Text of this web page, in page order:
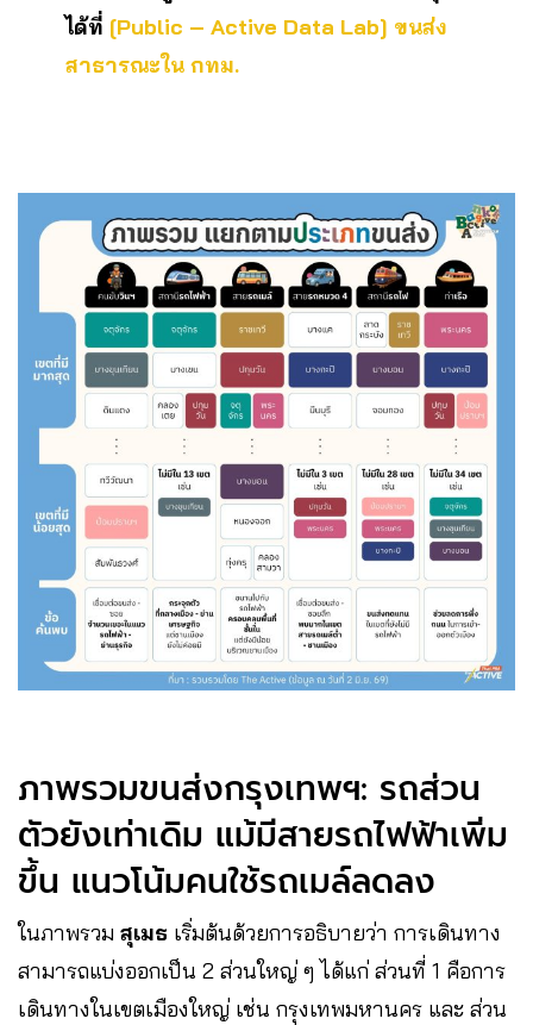
ได้ที่ [Public – Active Data Lab] ขนส่ง
สาธารณะใน กทม.
ภาพรวมขนส่งกรุงเทพฯ: รถส่วน
ตัวยังเท่าเดิม แม้มีสายรถไฟฟ้าเพิ่ม
ขึ้น แนวโน้มคนใช้รถเมล์ลดลง
ในภาพรวม สุเมธ เริ่มต้นด้วยการอธิบายว่า การเดินทาง
สามารถแบ่งออกเป็น 2 ส่วนใหญ่ ๆ ได้แก่ ส่วนที่ 1 คือการ
เดินทางในเขตเมืองใหญ่ เช่น กรุงเทพมหานคร และ ส่วน